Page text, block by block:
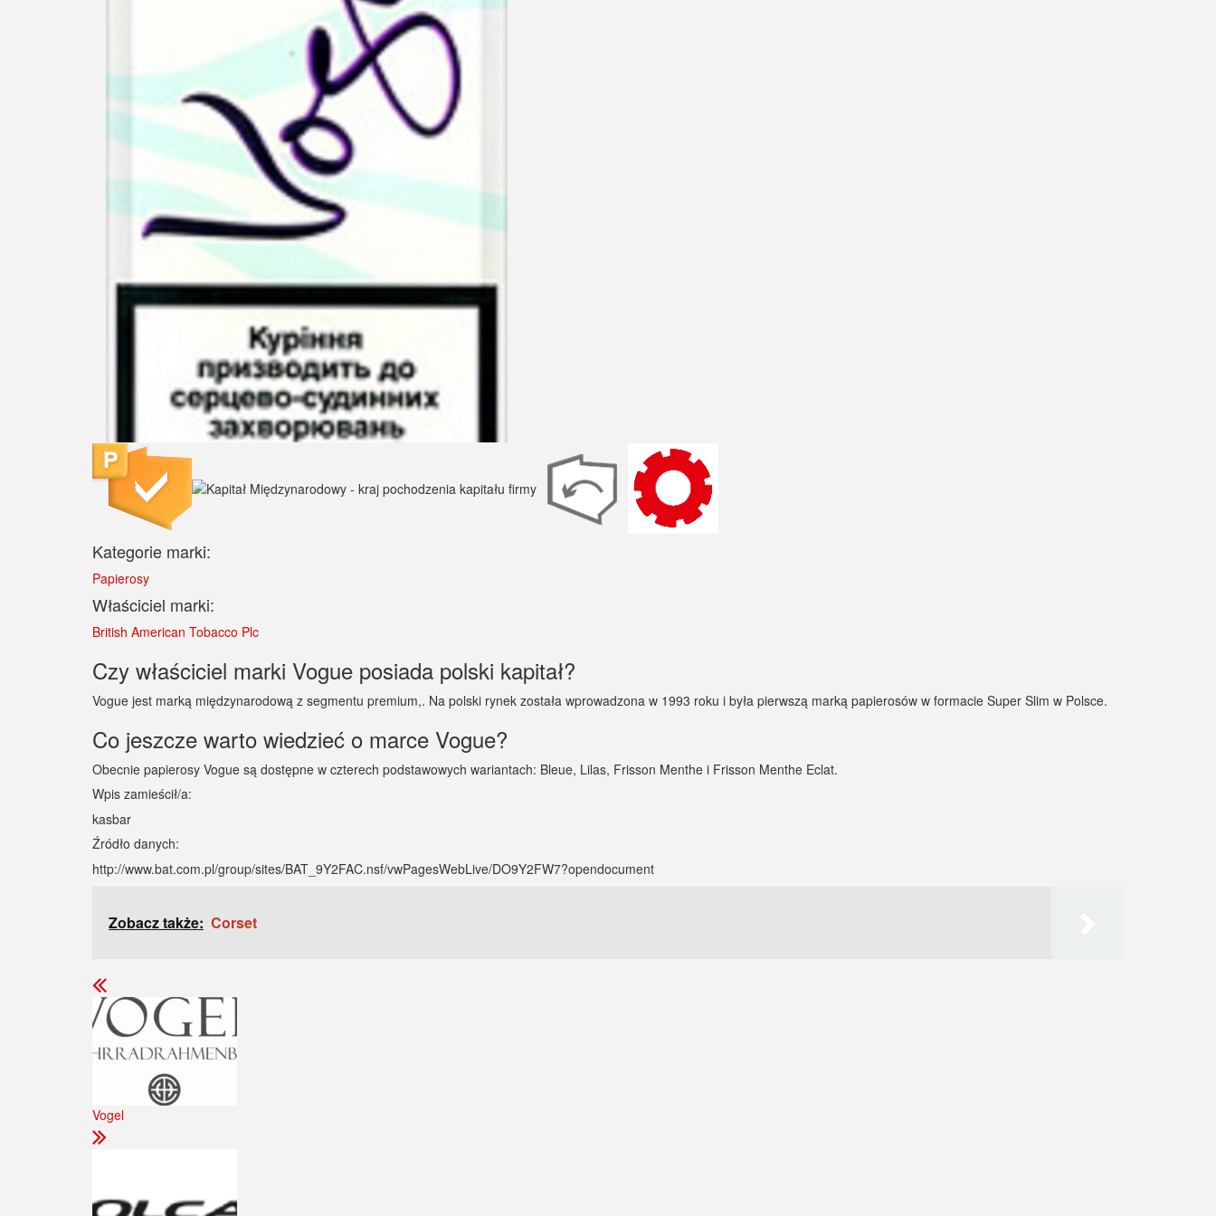
Kategorie marki:
Papierosy
Właściciel marki:
British American Tobacco Plc
Czy właściciel marki Vogue posiada polski kapitał?
Vogue jest marką międzynarodową z segmentu premium,. Na polski rynek została wprowadzona w 1993 roku i była pierwszą marką papierosów w formacie Super Slim w Polsce.
Co jeszcze warto wiedzieć o marce Vogue?
Obecnie papierosy Vogue są dostępne w czterech podstawowych wariantach: Bleue, Lilas, Frisson Menthe i Frisson Menthe Eclat.
Wpis zamieścił/a:
kasbar
Źródło danych:
http://www.bat.com.pl/group/sites/BAT_9Y2FAC.nsf/vwPagesWebLive/DO9Y2FW7?opendocument
Zobacz także: Corset
Vogel